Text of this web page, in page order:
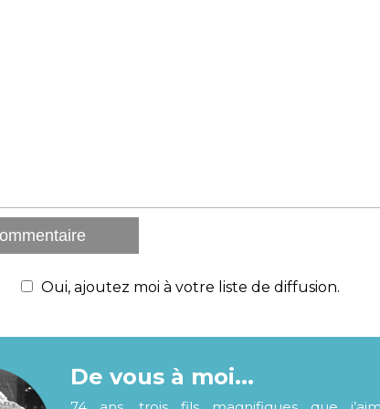
Oui, ajoutez moi à votre liste de diffusion.
De vous à moi...